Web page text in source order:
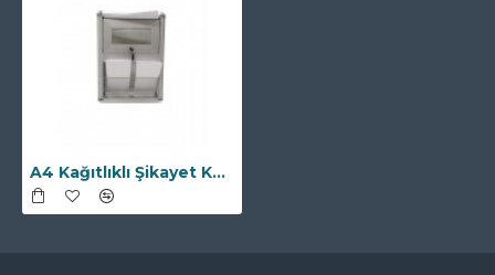
A4 Kağıtlıklı Şikayet Kutusu